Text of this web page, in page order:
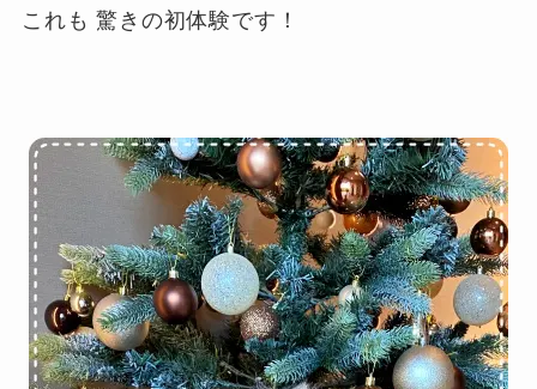
これも 驚きの初体験です！